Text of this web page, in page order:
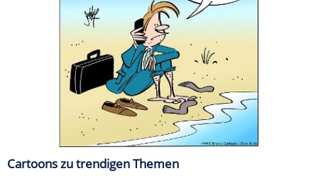
Cartoons zu trendigen Themen